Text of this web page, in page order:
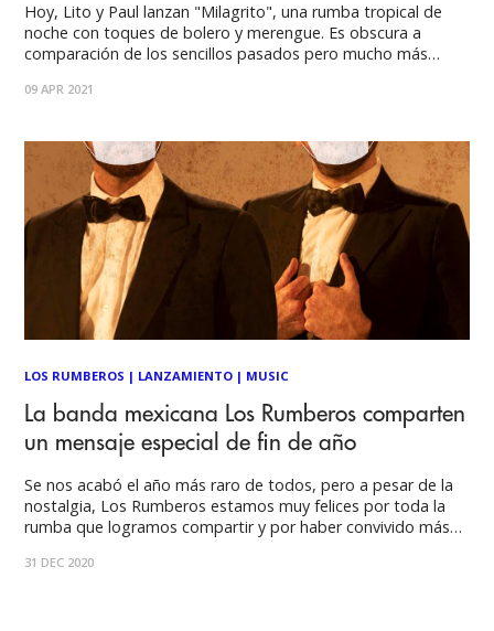
Hoy, Lito y Paul lanzan "Milagrito", una rumba tropical de
noche con toques de bolero y merengue. Es obscura a
comparación de los sencillos pasados pero mucho más
Que Sí", que a la fecha ha acumulado más de un millón
09 APR 2021
LOS RUMBEROS | LANZAMIENTO | MUSIC
La banda mexicana Los Rumberos comparten
un mensaje especial de fin de año
Se nos acabó el año más raro de todos, pero a pesar de la
nostalgia, Los Rumberos estamos muy felices por toda la
rumba que logramos compartir y por haber convivido más
Abrimos este inolvidable año con el lanzamiento de
31 DEC 2020